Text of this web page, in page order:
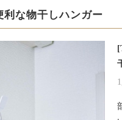
な物干しハンガー